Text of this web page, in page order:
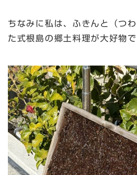
ちなみに私は、ふきんと（つ
た式根島の郷土料理が大好物で